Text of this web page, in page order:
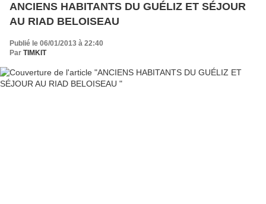
ANCIENS HABITANTS DU GUÉLIZ ET SÉJOUR
AU RIAD BELOISEAU
Publié le 06/01/2013 à 22:40
Par TIMKIT